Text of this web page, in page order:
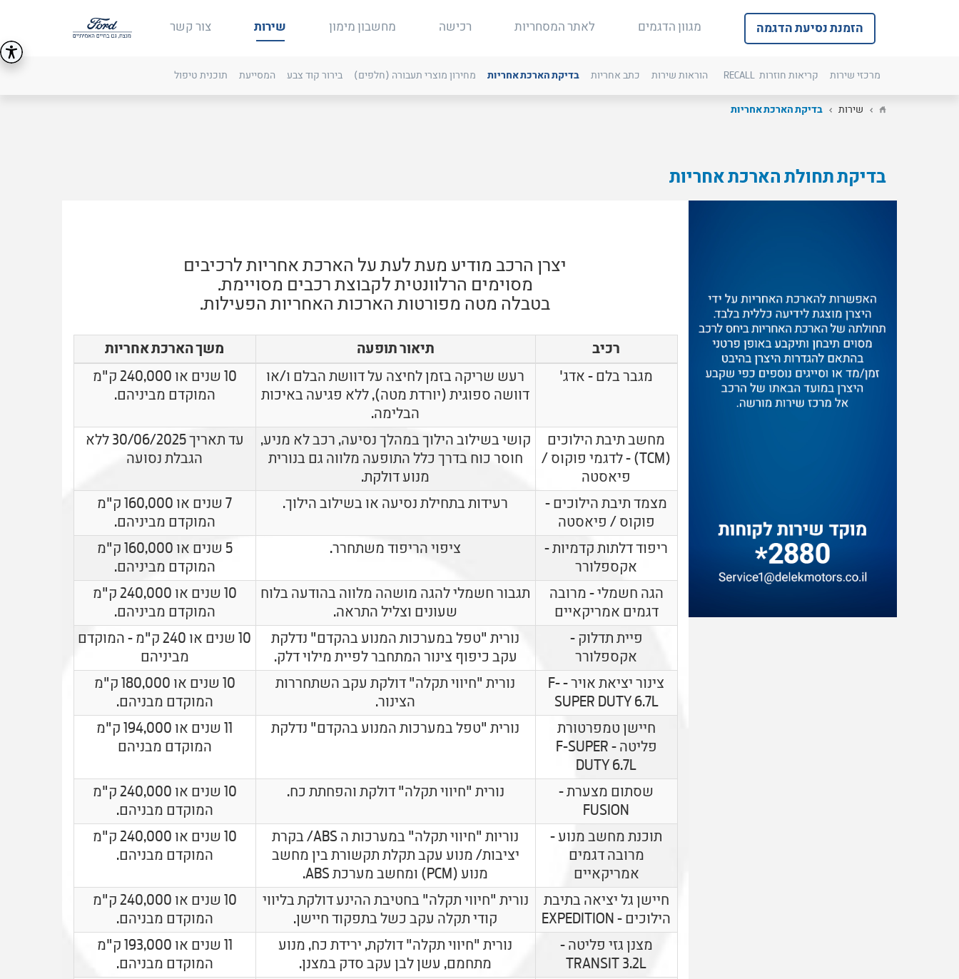
הזמנת נסיעת הדגמה מגוון הדגמים לאתר המסחריות רכישה מחשבון מימון שירות
מרכזי שירות קריאות חוזרות הוראות שירות כתב אחריות בדיקת הארכת אחריות מחירון מוצרי תעבורה (חלפים) בירור קוד צבע המסייעת תוכנית טיפול
צור קשר
שירות בדיקת הארכת אחריות
בדיקת תחולת הארכת אחריות
יצרן הרכב מודיע מעת לעת על הארכת אחריות לרכיבים
בטבלה מטה מפורטות הארכות האחריות הפעילות.
רכיב תיאור תופעה
משך הארכת אחריות
מגבר בלם - אדג'
רעש שריקה בזמן לחיצה על דוושת הבלם ו/או
דוושה ספוגית (יורדת מטה), ללא פגיעה באיכות
הבלימה.
10 שנים או 240,000 ק"מ
המוקדם מביניהם.
מחשב תיבת הילוכים
(TCM) - לדגמי פוקוס /
פיאסטה
קושי בשילוב הילוך במהלך נסיעה, רכב לא מניע,
חוסר כוח בדרך כלל התופעה מלווה גם בנורית
מנוע דולקת.
עד תאריך 30/06/2025 ללא
הגבלת נסועה
מצמד תיבת הילוכים -
פוקוס / פיאסטה
רעידות בתחילת נסיעה או בשילוב הילוך.
7 שנים או 160,000 ק"מ
המוקדם מביניהם.
ריפוד דלתות קדמיות -
אקספלורר
ציפוי הריפוד משתחרר.
5 שנים או 160,000 ק"מ
המוקדם מביניהם.
הגה חשמלי - מרובה
דגמים אמריקאיים
תגבור חשמלי להגה מושהה מלווה בהודעה בלוח
שעונים וצליל התראה.
10 שנים או 240,000 ק"מ
המוקדם מביניהם.
פיית תדלוק -
אקספלורר
נורית "טפל במערכות המנוע בהקדם" נדלקת
עקב כיפוף צינור המתחבר לפיית מילוי דלק.
10 שנים או 240 ק"מ - המוקדם
מביניהם
צינור יציאת אויר - F-
SUPER DUTY 6.7L
נורית "חיווי תקלה" דולקת עקב השתחררות
הצינור.
10 שנים או 180,000 ק"מ
המוקדם מבניהם.
חיישן טמפרטורת
פליטה - F-SUPER
DUTY 6.7L
נורית "טפל במערכות המנוע בהקדם" נדלקת
11 שנים או 194,000 ק"מ
המוקדם מבניהם
שסתום מצערת -
FUSION
נורית "חיווי תקלה" דולקת והפחתת כח.
10 שנים או 240,000 ק"מ
המוקדם מבניהם.
תוכנת מחשב מנוע -
מרובה דגמים
אמריקאיים
נוריות "חיווי תקלה" במערכות ה ABS/ בקרת
יציבות/ מנוע עקב תקלת תקשורת בין מחשב
מנוע (PCM) ומחשב מערכת ABS.
10 שנים או 240,000 ק"מ
המוקדם מבניהם.
חיישן גל יציאה בתיבת
הילוכים - EXPEDITION
נורית "חיווי תקלה" בחטיבת ההינע דולקת בליווי
קודי תקלה עקב כשל בתפקוד חיישן.
10 שנים או 240,000 ק"מ
המוקדם מבניהם.
מצנן גזי פליטה -
TRANSIT 3.2L
נורית "חיווי תקלה" דולקת, ירידת כח, מנוע
מתחמם, עשן לבן עקב סדק במצנן.
11 שנים או 193,000 ק"מ
המוקדם מבניהם.